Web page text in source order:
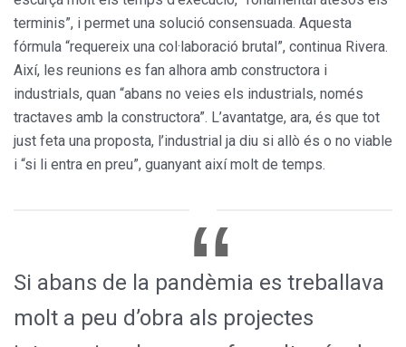
terminis”, i permet una solució consensuada. Aquesta
fórmula “requereix una col·laboració brutal”, continua Rivera.
Així, les reunions es fan alhora amb constructora i
industrials, quan “abans no veies els industrials, només
tractaves amb la constructora”. L’avantatge, ara, és que tot
just feta una proposta, l’industrial ja diu si allò és o no viable
i “si li entra en preu”, guanyant així molt de temps.
Si abans de la pandèmia es treballava
molt a peu d’obra als projectes